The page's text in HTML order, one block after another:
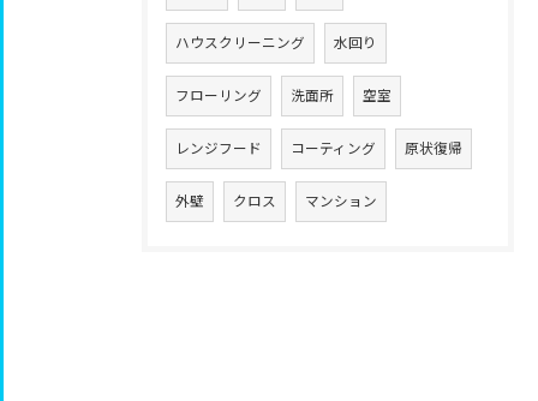
ハウスクリーニング 水回り
フローリング 洗面所 空室
レンジフード コーティング 原状復帰
外壁 クロス マンション